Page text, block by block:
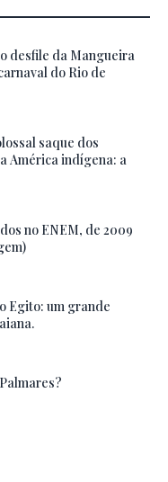
desfile da Mangueira
do Rio de
saque dos
América indígena: a
no ENEM, de 2009
Egito: um grande